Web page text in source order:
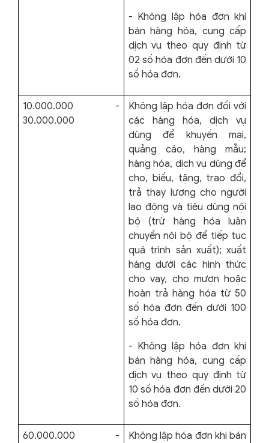
- Không lập hóa đơn khi
bán hàng hóa, cung cấp
dịch vụ theo quy định từ
02 số hóa đơn đến dưới 10
số hóa đơn.
10.000.000 -
30.000.000
Không lập hóa đơn đối với
các hàng hóa, dịch vụ
dùng để khuyến mại,
quảng cáo, hàng mẫu;
hàng hóa, dịch vụ dùng để
cho, biếu, tặng, trao đổi,
trả thay lương cho người
lao động và tiêu dùng nội
bộ (trừ hàng hóa luân
chuyển nội bộ để tiếp tục
quá trình sản xuất); xuất
hàng dưới các hình thức
cho vay, cho mượn hoặc
hoàn trả hàng hóa từ 50
số hóa đơn đến dưới 100
số hóa đơn.
- Không lập hóa đơn khi
bán hàng hóa, cung cấp
dịch vụ theo quy định từ
10 số hóa đơn đến dưới 20
số hóa đơn.
60.000.000 -
Không lập hóa đơn khi bán